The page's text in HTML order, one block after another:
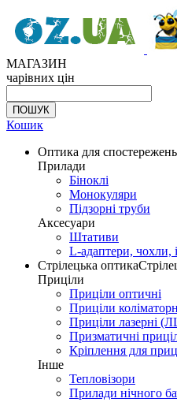
МАГАЗИН
чарівних цін
Кошик
Оптика для спостережень
Прилади
Біноклі
Монокуляри
Підзорні труби
Аксесуари
Штативи
L-адаптери, чохли,
Стрілецька оптика
Приціли
Приціли оптичні
Приціли
Приціли лазерні
Призматичні
Кріплення для
Інше
Тепловізори
Прилади нічного